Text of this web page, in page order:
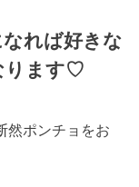
れば好きな
ります♡
然ポンチョをお